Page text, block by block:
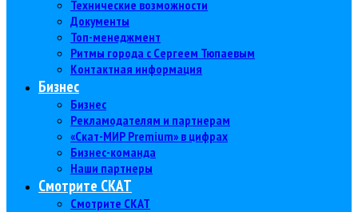
Технические возможности
Документы
Топ-менеджмент
Ритмы города с Сергеем Тюпаевым
Контактная информация
Бизнес
Бизнес
Рекламодателям и партнерам
«Скат-МИР Premium» в цифрах
Бизнес-команда
Наши партнеры
Смотрите СКАТ
Смотрите СКАТ